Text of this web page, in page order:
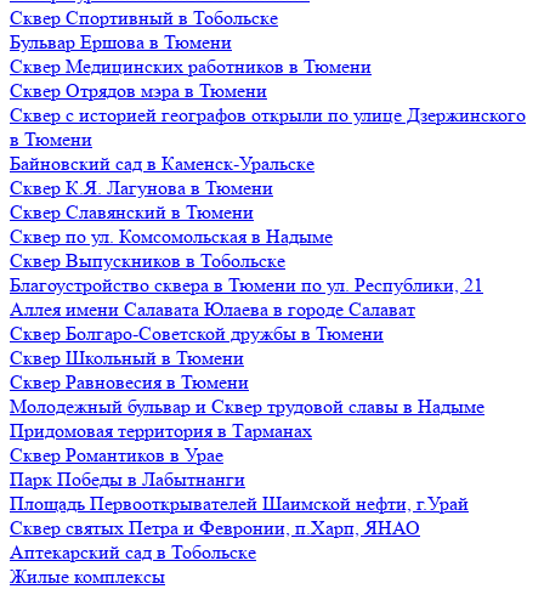
Сквер Спортивный в Тобольске
Бульвар Ершова в Тюмени
Сквер Медицинских работников в Тюмени
Сквер Отрядов мэра в Тюмени
Сквер с историей географов открыли по улице Дзержинского
в Тюмени
Байновский сад в Каменск-Уральске
Сквер К.Я. Лагунова в Тюмени
Сквер Славянский в Тюмени
Сквер по ул. Комсомольская в Надыме
Сквер Выпускников в Тобольске
Благоустройство сквера в Тюмени по ул. Республики, 21
Аллея имени Салавата Юлаева в городе Салават
Сквер Болгаро-Советской дружбы в Тюмени
Сквер Школьный в Тюмени
Сквер Равновесия в Тюмени
Молодежный бульвар и Сквер трудовой славы в Надыме
Придомовая территория в Тарманах
Сквер Романтиков в Урае
Парк Победы в Лабытнанги
Площадь Первооткрывателей Шаимской нефти, г.Урай
Сквер святых Петра и Февронии, п.Харп, ЯНАО
Аптекарский сад в Тобольске
Жилые комплексы